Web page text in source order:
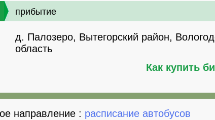
прибытие
д. Палозеро, Вытегорский район,
область
Как купить
направление : расписание автобусов